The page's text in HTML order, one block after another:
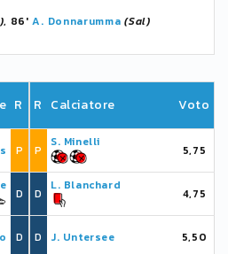
, 86'A. Donnarumma (Sal)
R
P
D
D
R Calciatore Voto
P
S. Minelli
5,75
D
L. Blanchard
4,75
D J. Untersee 5,50